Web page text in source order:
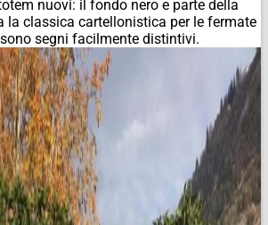
nuovi: il fondo nero e parte della
la classica cartellonistica per le fermate
segni facilmente distintivi.